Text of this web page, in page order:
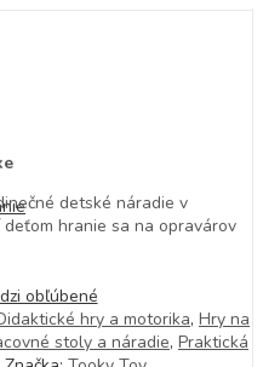
detské náradie v
hranie sa na opravárov
obľúbené
hry a motorika, Hry na
stoly a náradie, Praktická